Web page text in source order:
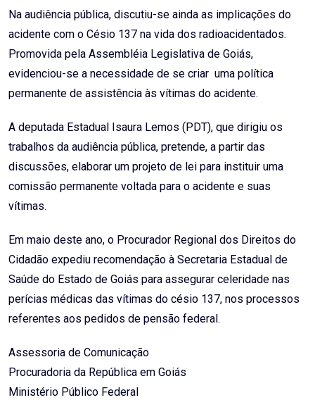
Na audiência pública, discutiu-se ainda as implicações do
acidente com o Césio 137 na vida dos radioacidentados.
Promovida pela Assembléia Legislativa de Goiás,
evidenciou-se a necessidade de se criar uma política
permanente de assistência às vítimas do acidente.
A deputada Estadual Isaura Lemos (PDT), que dirigiu os
trabalhos da audiência pública, pretende, a partir das
discussões, elaborar um projeto de lei para instituir uma
comissão permanente voltada para o acidente e suas
vítimas.
Em maio deste ano, o Procurador Regional dos Direitos do
Cidadão expediu recomendação à Secretaria Estadual de
Saúde do Estado de Goiás para assegurar celeridade nas
perícias médicas das vítimas do césio 137, nos processos
referentes aos pedidos de pensão federal.
Assessoria de Comunicação
Procuradoria da República em Goiás
Ministério Público Federal